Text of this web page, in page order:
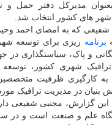
مدیرکل دفتر حمل و
شهر های کشور انتخاب شد.
که به امضای احمد
برنامه ریزی برای توسعه
و پاک، سیاستگذاری در
شهری کشور، توسعه
کارگیری ظرفیت
بنیان در مدیریت ترافیک
گزارش، مجتبی شفیعی
علم و صنعت است و در